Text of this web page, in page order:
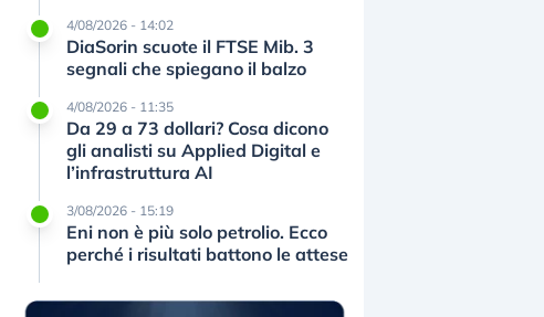
4/08/2026 - 14:02
DiaSorin scuote il FTSE Mib. 3
segnali che spiegano il balzo
4/08/2026 - 11:35
Da 29 a 73 dollari? Cosa dicono
gli analisti su Applied Digital e
l’infrastruttura AI
3/08/2026 - 15:19
Eni non è più solo petrolio. Ecco
perché i risultati battono le attese